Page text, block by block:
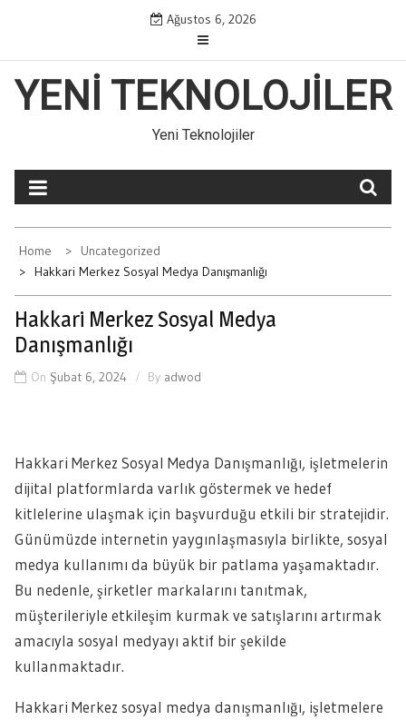
content
Ağustos 6, 2026
YENI TEKNOLOJILER
Yeni Teknolojiler
Home
Uncategorized
Hakkari Merkez Sosyal Medya Danışmanlığı
Hakkari Merkez Sosyal Medya
Danışmanlığı
On Şubat 6, 2024 By adwod
Hakkari Merkez Sosyal Medya Danışmanlığı, işletmelerin
dijital platformlarda varlık göstermek ve hedef
kitlelerine ulaşmak için başvurduğu etkili bir stratejidir.
Günümüzde internetin yaygınlaşmasıyla birlikte, sosyal
medya kullanımı da büyük bir patlama yaşamaktadır.
Bu nedenle, şirketler markalarını tanıtmak,
müşterileriyle etkileşim kurmak ve satışlarını artırmak
amacıyla sosyal medyayı aktif bir şekilde
kullanmaktadır.
Hakkari Merkez sosyal medya danışmanlığı, işletmelere